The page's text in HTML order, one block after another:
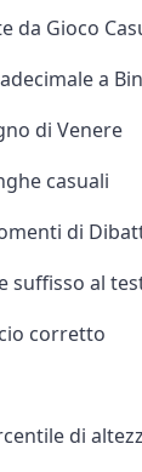
da Gioco
a
di Venere
casuali
di
suffisso al
corretto
di